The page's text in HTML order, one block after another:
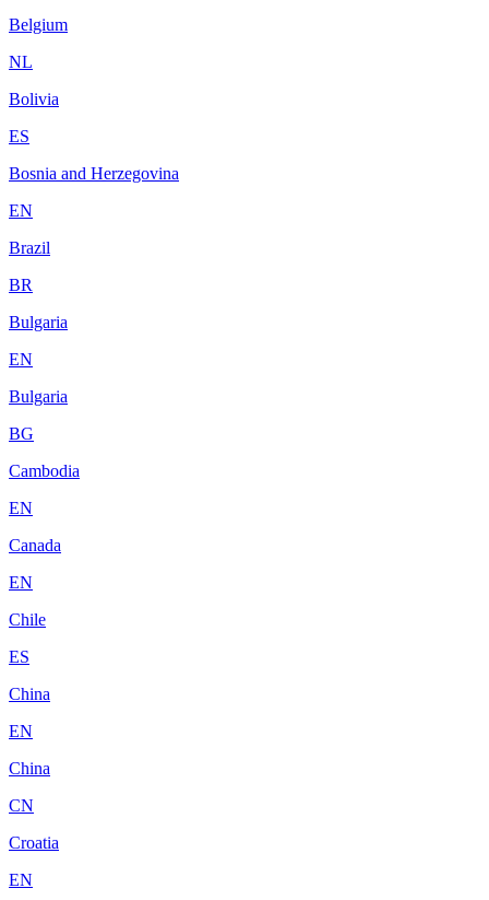
Belgium
NL
Bolivia
ES
Bosnia and Herzegovina
EN
Brazil
BR
Bulgaria
EN
Bulgaria
BG
Cambodia
EN
Canada
EN
Chile
ES
China
EN
China
CN
Croatia
EN